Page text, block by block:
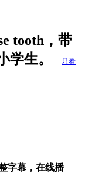
tooth，带
学生。
只看
字幕，在线播